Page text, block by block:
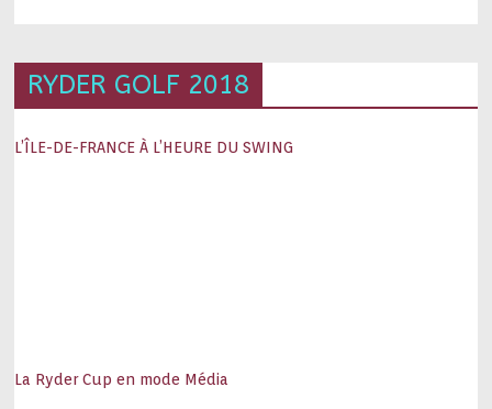
RYDER GOLF 2018
L’ÎLE-DE-FRANCE À L’HEURE DU SWING
La Ryder Cup en mode Média